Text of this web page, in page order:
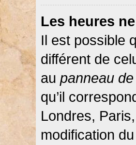
Les heures
Il est possible
différent de
au panneau de
qu’il
Londres,
modification